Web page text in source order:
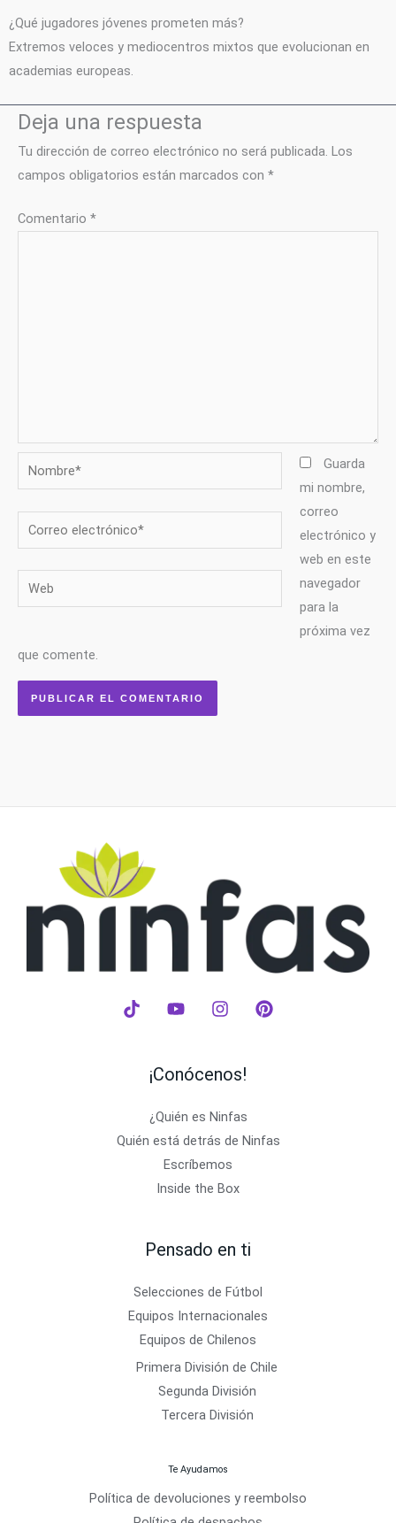
¿Qué jugadores jóvenes prometen más?
Extremos veloces y mediocentros mixtos que evolucionan en
academias europeas.
Deja una respuesta
Tu dirección de correo electrónico no será publicada. Los
campos obligatorios están marcados con *
Comentario *
Nombre*
Correo
electrónico*
Web
Guarda
mi nombre,
correo
electrónico y
web en este
navegador
para la
próxima vez
que comente.
¡Conócenos!
¿Quién es Ninfas
Quién está detrás de Ninfas
Escríbemos
Inside the Box
Pensado en ti
Selecciones de Fútbol
Equipos Internacionales
Equipos de Chilenos
Primera División de Chile
Segunda División
Tercera División
Te Ayudamos
Política de devoluciones y reembolso